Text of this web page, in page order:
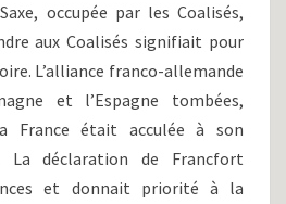
FRANCE
(1814)
occupée par les Coalisés,
aux Coalisés signifiait pour
L’alliance franco-allemande
et l’Espagne tombées,
France était acculée à son
La déclaration de Francfort
et donnait priorité à la